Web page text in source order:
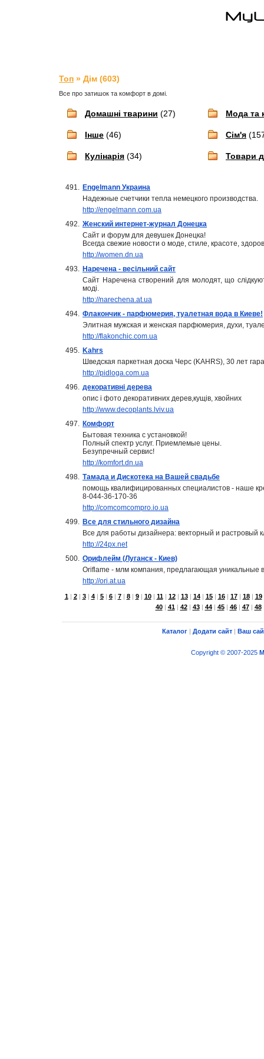
Топ » Дім (603)
Все про затишок та комфорт в домі.
Домашні тварини (27) Мода та
Інше (46) Сім'я
Кулінарія (34) Товари
491. Engelmann Украина
Надежные счетчики тепла немецкого производства.
http://engelmann.com.ua
492. Женский интернет-журнал Донецка
Сайт и форум для девушек Донецка!
Всегда свежие новости о моде, стиле, красоте,
http://women.dn.ua
493. Наречена - весільний сайт
Сайт Наречена створений для молодят, що
моді.
http://narechena.at.ua
494. Флакончик - парфюмерия, туалетная вода в Киеве!
Элитная мужская и женская парфюмерия, духи,
http://flakonchic.com.ua
495. Kahrs
Шведская паркетная доска Черс (KAHRS), 30 лет
http://pidloga.com.ua
496. декоративні дерева
опис і фото декоративних дерев,кущів, хвойних
http://www.decoplants.lviv.ua
497. Комфорт
Бытовая техника с установкой!
Полный спектр услуг. Приемлемые цены.
Безупречный сервис!
http://komfort.dn.ua
498. Тамада и Дискотека на Вашей свадьбе
помощь квалифицированных специалистов - наше
8-044-36-170-36
http://comcomcompro.io.ua
499. Все для стильного дизайна
Все для работы дизайнера: векторный и растровый
http://24px.net
500. Орифлейм (Луганск - Киев)
Oriflame - млм компания, предлагающая уникальные
http://ori.at.ua
1| 2| 3| 4| 5| 6| 7| 8| 9| 10| 11| 12| 13| 14| 15| 16| 17| 18| 19
40| 41| 42| 43| 44| 45| 46| 47| 48
Каталог | Додати сайт | Ваш
Copyright © 2007-2025